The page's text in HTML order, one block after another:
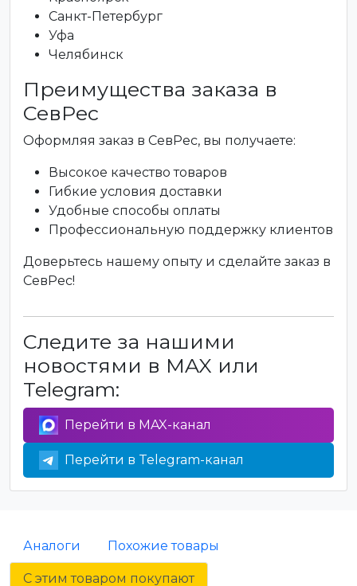
Санкт-Петербург
Уфа
Челябинск
Преимущества заказа в
СевРес
Оформляя заказ в СевРес, вы получаете:
Высокое качество товаров
Гибкие условия доставки
Удобные способы оплаты
Профессиональную поддержку клиентов
Доверьтесь нашему опыту и сделайте заказ в
СевРес!
Следите за нашими
новостями в MAX или
Telegram:
Перейти в MAX-канал
Перейти в Telegram-канал
Аналоги Похожие товары
С этим товаром покупают